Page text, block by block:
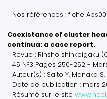
Nos références : fiche
Coexistance of cluster
continua: a case report.
Revue : Rinsho shinkeigaku
45 N°3 Pages 250-252 -
Auteur(s) : Saito Y, Manaka S,
Date de publication : mars
Résumé sur le site